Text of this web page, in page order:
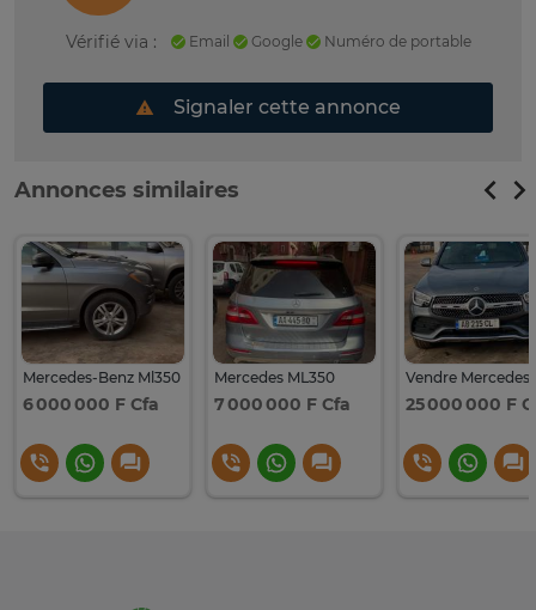
Vérifié via : Email Google Numéro de portable
Signaler cette annonce
Annonces similaires
Mercedes-Benz Ml350
6 000 000 F Cfa
Mercedes ML350
7 000 000 F Cfa 25 000 000 F